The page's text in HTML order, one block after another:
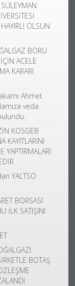
OLSUN
BORU
ACELE
KARARI
Ahmet
veda
KOSGEB
KAYITLARINI
YAPTIRMALARI
YALTSO
BORSASI
İLK SATIŞINI
BOTAŞ